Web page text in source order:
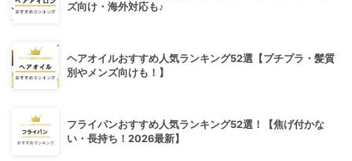
ズ向け・海外対応も♪
ヘアオイルおすすめ人気ランキング52選【プチプラ・髪質
別やメンズ向けも！】
フライパンおすすめ人気ランキング52選！【焦げ付かな
い・長持ち！2026最新】